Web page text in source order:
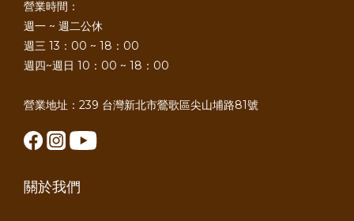
營業時間：
週一 ~ 週二公休
週三 13：00 ~ 18：00
週四~週日 10：00 ~ 18：00
營業地址：239 台灣新北市鶯歌區尖山埔路81號
關於我們